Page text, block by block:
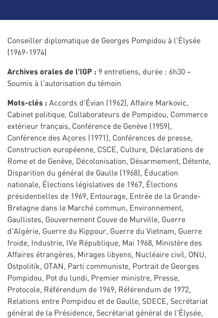
Conseiller diplomatique de Georges Pompidou à l'Élysée
(1969-1974)
Archives orales de l'IGP : 9 entretiens, durée : 6h30 –
Soumis à l'autorisation du témoin
Mots-clés : Accords d'Évian (1962), Affaire Markovic,
Cabinet politique, Collaborateurs de Pompidou, Commerce
extérieur français, Conférence de Genève (1959),
Conférence des Açores (1971), Conférences de presse,
Construction européenne, CSCE, Culture, Déclarations de
Rome et de Genève, Décolonisation, Désarmement, Détente,
Disparition du général de Gaulle (1968), Éducation
nationale, Élections législatives de 1967, Élections
présidentielles de 1969, Entourage, Entrée de la Grande-
Bretagne dans le Marché commun, Environnement,
Gaullistes, Gouvernement Couve de Murville, Guerre
d'Algérie, Guerre du Kippour, Guerre du Vietnam, Guerre
froide, Industrie, IVe République, Mai 1968, Ministère des
Affaires étrangères, Mirages libyens, Nucléaire civil, ONU,
Ostpolitik, OTAN, Parti communiste, Portrait de Georges
Pompidou, Pot du lundi, Premier ministre, Presse,
Protocole, Référendum de 1969, Référendum de 1972,
Relations entre Pompidou et de Gaulle, SDECE, Secrétariat
général de la Présidence, Secrétariat général de l'Élysée,